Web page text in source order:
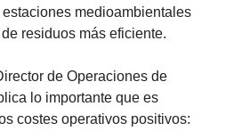
medioambientales
residuos más eficiente.
de Operaciones de
lo importante que es
costes operativos positivos: